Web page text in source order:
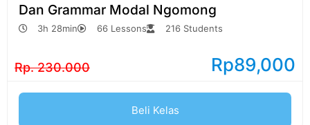
Dan Grammar Modal Ngomong
3h 28min 66 Lessons 216 Students
Rp. 230.000 Rp89,000
Beli Kelas